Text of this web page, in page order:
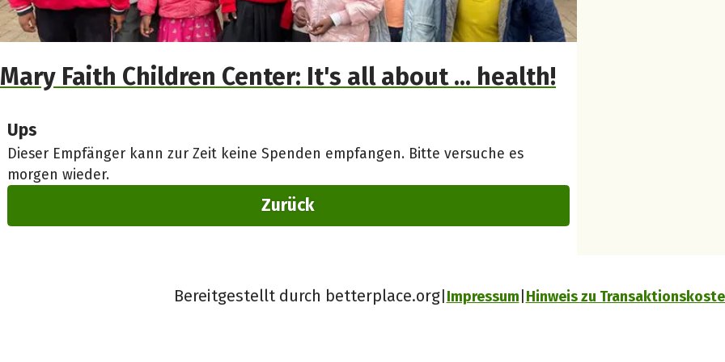
Mary Faith Children Center: It's all about … health!
Ups
Dieser Empfänger kann zur Zeit keine Spenden empfangen. Bitte versuche es
morgen wieder.
Zurück
Bereitgestellt durch betterplace.org Impressum Hinweis zu